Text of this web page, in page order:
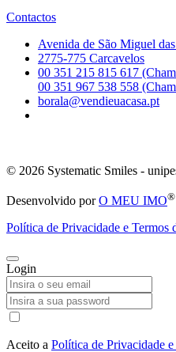
Contactos
Avenida de São Miguel
2775-775 Carcavelos
00 351 215 815 617
00 351 967 538 558
borala@vendieuacasa.pt
© 2026 Systematic Smiles -
Desenvolvido porO MEU IMO®
Política de Privacidade e Termos
Login
Aceito a Política de Privacidade